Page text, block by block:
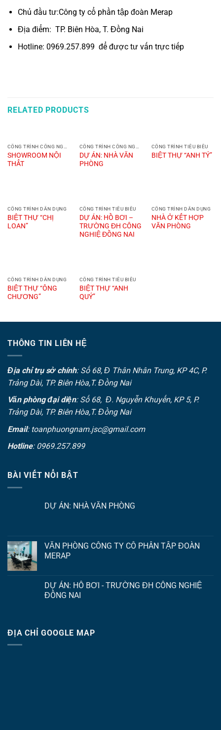
Chủ đầu tư:Công ty cổ phần tập đoàn Merap
Địa điểm: TP. Biên Hòa, T. Đồng Nai
Hotline: 0969.257.899 để được tư vấn trực tiếp
RELATED PRODUCTS
SHOWROOM NỘI
THẤT
DỰ ÁN: NHÀ VĂN
PHÒNG
CÔNG TRÌNH TIÊU BIỂU
BIỆT THỰ “ANH TÝ”
CÔNG TRÌNH DÂN DỤNG
BIỆT THỰ “CHỊ
LOAN”
CÔNG TRÌNH TIÊU BIỂU
DỰ ÁN: HỒ BƠI –
TRƯỜNG ĐH CÔNG
NGHIỆ ĐỒNG NAI
CÔNG TRÌNH DÂN DỤNG
NHÀ Ở KẾT HỢP
VĂN PHÒNG
CÔNG TRÌNH DÂN DỤNG
BIỆT THỰ “ÔNG
CHƯƠNG”
CÔNG TRÌNH TIÊU BIỂU
BIỆT THỰ “ANH
QUÝ”
THÔNG TIN LIÊN HỆ
Địa chỉ trụ sở chính: Số 68, Đ Thân Nhân Trung, KP 4C, P.
Trảng Dài, TP. Biên Hòa,T. Đồng Nai
Văn phòng đại diện: Số 68, Đ. Nguyễn Khuyến, KP 5, P.
Trảng Dài, TP. Biên Hòa,T. Đồng Nai
Email: toanphuongnam.jsc@gmail.com
Hotline: 0969.257.899
BÀI VIẾT NỔI BẬT
DỰ ÁN: NHÀ VĂN PHÒNG
VĂN PHÒNG CÔNG TY CỔ PHẦN TẬP ĐOÀN
MERAP
DỰ ÁN: HỒ BƠI - TRƯỜNG ĐH CÔNG NGHIỆ
ĐỒNG NAI
ĐỊA CHỈ GOOGLE MAP